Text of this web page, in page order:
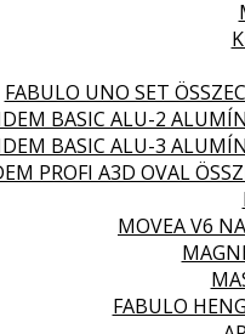
FABULO UNO SET
BASIC ALU-2
BASIC ALU-3
PROFI A3D OVAL
MOVEA V6
FABULO